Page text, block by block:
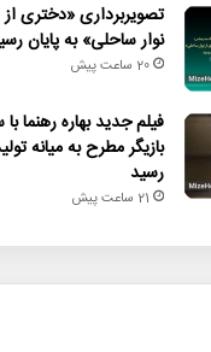
تصویربرداری «دختری از
نوار ساحلی» به پایان
20 ساعت پیش
فیلم جدید بهاره رهنما
بازیگر مطرح به میانه
رسید
21 ساعت پیش